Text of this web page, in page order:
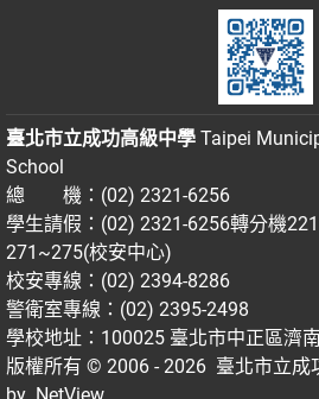
臺北市立成功高級中學 Taipei
School
總 機：(02) 2321-6256
學生請假：(02) 2321-6256轉分機
271~275(校安中心)
校安專線：(02) 2394-8286
警衛室專線：(02) 2395-2498
學校地址：100025 臺北市中正區濟
版權所有 © 2006 - 2026 臺北市立成
by NetView